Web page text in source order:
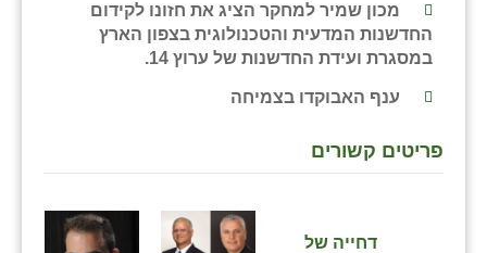
מכון שמיר למחקר הציג את חזונו לקידום
החדשנות המדעית והטכנולוגית בצפון הארץ
במסגרת ועידת החדשנות של ערוץ 14.
ענף האבוקדו בצמיחה
פריטים קשורים
דחייה של